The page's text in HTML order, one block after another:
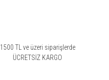
1500 TL ve üzeri siparişlerde
ÜCRETSİZ KARGO